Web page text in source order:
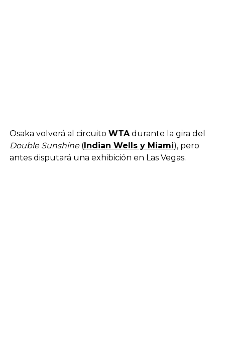
Osaka volverá al circuito WTAdurante la gira del
Double Sunshine(Indian Wells y Miami), pero
antes disputará una exhibición en Las Vegas.